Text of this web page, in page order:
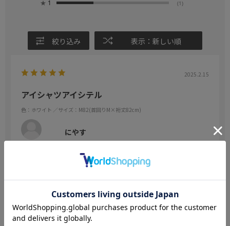
★ 1 (1)
絞り込み 表示：新しい順
2025.2.15
アイシャツアイシテル
色：ホワイト ／サイズ：M82(首回りM×裄丈82cm)
にやす
が、暫くすると皺が目立つようになるのですが、アイシャツはいま
だにノーアイロンで済んでいます。
週に何度もアイロンを引っ張り出す手間が無くなるのは本当に有り